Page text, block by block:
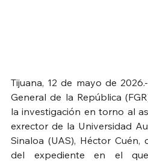
Tijuana, 12 de mayo de
General de la República
la investigación en torno al
exrector de la Universidad
Sinaloa (UAS), Héctor Cuén,
del expediente en el